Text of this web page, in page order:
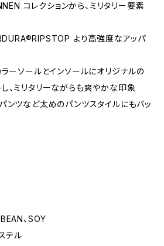
コレクションから、ミリタリー要素
より高強度なアッパ
ラーソールとインソールにオリジナルの
、ミリタリーながらも爽やかな印象
ンツなど太めのパンツスタイルにもバッ
BEAN、SOY
テル